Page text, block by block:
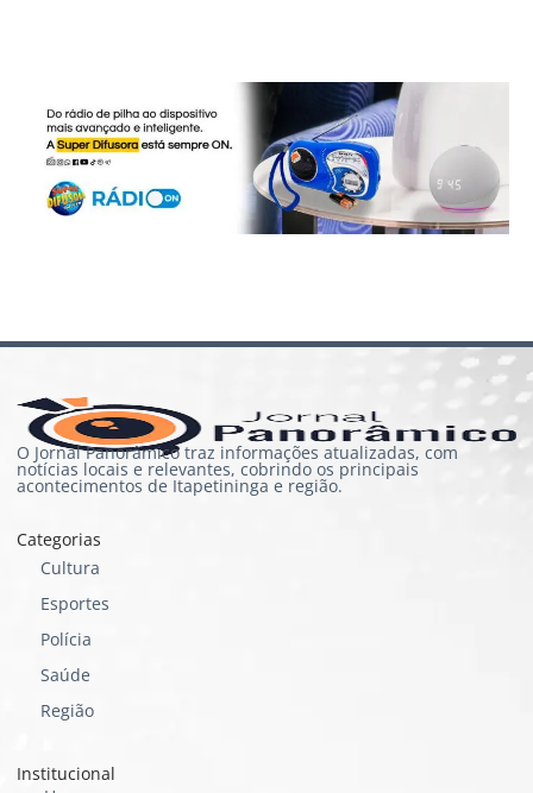
O Jornal Panorâmico traz informações atualizadas, com
notícias locais e relevantes, cobrindo os principais
acontecimentos de Itapetininga e região.
Categorias
Cultura
Esportes
Polícia
Saúde
Região
Institucional